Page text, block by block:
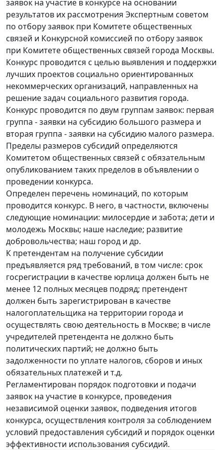
заявок на участие в конкурсе на основании
результатов их рассмотрения Экспертным советом
по отбору заявок при Комитете общественных
связей и Конкурсной комиссией по отбору заявок
при Комитете общественных связей города Москвы.
Конкурс проводится с целью выявления и поддержки
лучших проектов социально ориентированных
некоммерческих организаций, направленных на
решение задач социального развития города.
Конкурс проводится по двум группам заявок: первая
группа - заявки на субсидию большого размера и
вторая группа - заявки на субсидию малого размера.
Пределы размеров субсидий определяются
Комитетом общественных связей с обязательным
опубликованием таких пределов в объявлении о
проведении конкурса.
Определен перечень номинаций, по которым
проводится конкурс. В него, в частности, включены
следующие номинации: милосердие и забота; дети и
молодежь Москвы; наше наследие; развитие
добровольчества; наш город и др.
К претендентам на получение субсидии
предъявляется ряд требований, в том числе: срок
госрегистрации в качестве юрлица должен быть не
менее 12 полных месяцев подряд; претендент
должен быть зарегистрирован в качестве
налогоплательщика на территории города и
осуществлять свою деятельность в Москве; в числе
учредителей претендента не должно быть
политических партий; не должно быть
задолженности по уплате налогов, сборов и иных
обязательных платежей и т.д.
Регламентирован порядок подготовки и подачи
заявок на участие в конкурсе, проведения
независимой оценки заявок, подведения итогов
конкурса, осуществления контроля за соблюдением
условий предоставления субсидий и порядок оценки
эффективности использования субсидий.